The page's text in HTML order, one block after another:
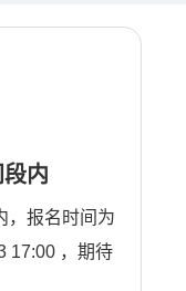
内
，报名时间为
17:00 ，期待